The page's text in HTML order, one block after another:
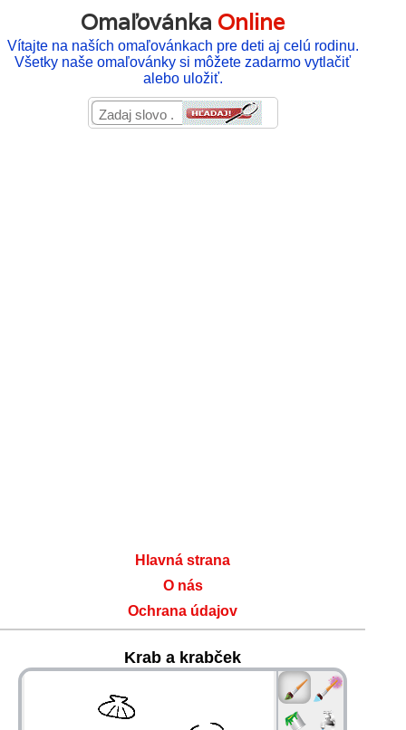
Omaľovánka Online
Vítajte na naších omaľovánkach pre deti aj celú rodinu.
Všetky naše omaľovánky si môžete zadarmo vytlačiť
alebo uložiť.
Hlavná strana
O nás
Ochrana údajov
Krab a krabček